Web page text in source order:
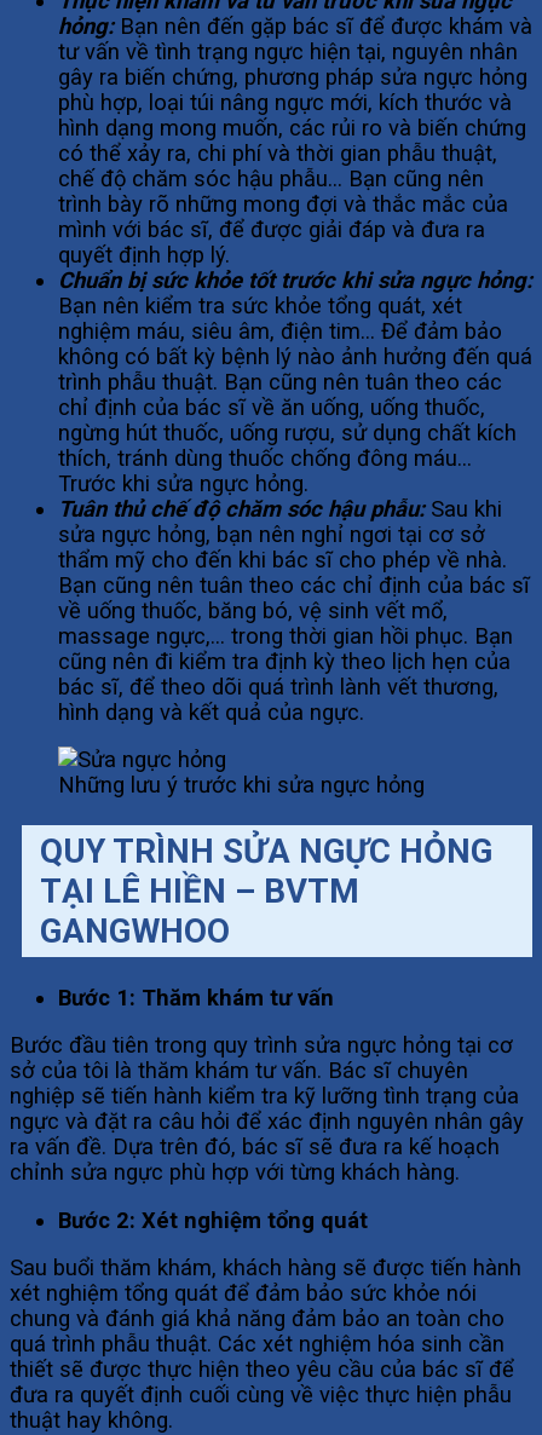
hỏng:Bạn nên đến gặp bác sĩ để được khám và
tư vấn về tình trạng ngực hiện tại, nguyên nhân
gây ra biến chứng, phương pháp sửa ngực hỏng
phù hợp, loại túi nâng ngực mới, kích thước và
hình dạng mong muốn, các rủi ro và biến chứng
có thể xảy ra, chi phí và thời gian phẫu thuật,
chế độ chăm sóc hậu phẫu… Bạn cũng nên
trình bày rõ những mong đợi và thắc mắc của
mình với bác sĩ, để được giải đáp và đưa ra
quyết định hợp lý.
Chuẩn bị sức khỏe tốt trước khi sửa ngực hỏng:
Bạn nên kiểm tra sức khỏe tổng quát, xét
nghiệm máu, siêu âm, điện tim… Để đảm bảo
không có bất kỳ bệnh lý nào ảnh hưởng đến quá
trình phẫu thuật. Bạn cũng nên tuân theo các
chỉ định của bác sĩ về ăn uống, uống thuốc,
ngừng hút thuốc, uống rượu, sử dụng chất kích
thích, tránh dùng thuốc chống đông máu…
Trước khi sửa ngực hỏng.
Tuân thủ chế độ chăm sóc hậu phẫu:Sau khi
sửa ngực hỏng, bạn nên nghỉ ngơi tại cơ sở
thẩm mỹ cho đến khi bác sĩ cho phép về nhà.
Bạn cũng nên tuân theo các chỉ định của bác sĩ
về uống thuốc, băng bó, vệ sinh vết mổ,
massage ngực,… trong thời gian hồi phục. Bạn
cũng nên đi kiểm tra định kỳ theo lịch hẹn của
bác sĩ, để theo dõi quá trình lành vết thương,
hình dạng và kết quả của ngực.
Những lưu ý trước khi sửa ngực hỏng
QUY TRÌNH SỬA NGỰC HỎNG
TẠI LÊ HIỀN – BVTM
GANGWHOO
Bước 1: Thăm khám tư vấn
Bước đầu tiên trong quy trình sửa ngực hỏng tại cơ
sở của tôi là thăm khám tư vấn. Bác sĩ chuyên
nghiệp sẽ tiến hành kiểm tra kỹ lưỡng tình trạng của
ngực và đặt ra câu hỏi để xác định nguyên nhân gây
ra vấn đề. Dựa trên đó, bác sĩ sẽ đưa ra kế hoạch
chỉnh sửa ngực phù hợp với từng khách hàng.
Bước 2: Xét nghiệm tổng quát
Sau buổi thăm khám, khách hàng sẽ được tiến hành
xét nghiệm tổng quát để đảm bảo sức khỏe nói
chung và đánh giá khả năng đảm bảo an toàn cho
quá trình phẫu thuật. Các xét nghiệm hóa sinh cần
thiết sẽ được thực hiện theo yêu cầu của bác sĩ để
đưa ra quyết định cuối cùng về việc thực hiện phẫu
thuật hay không.